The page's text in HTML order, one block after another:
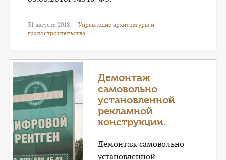
31 августа 2018 — Управление архитектуры и
градостроительства
Демонтаж
самовольно
установленной
рекламной
конструкции.
Демонтаж самовольно
установленной